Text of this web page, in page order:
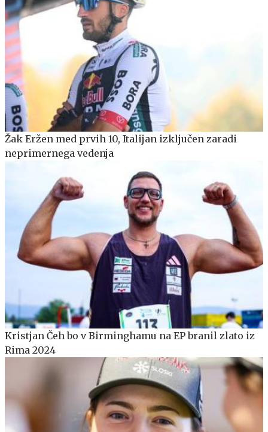
Žak Eržen med prvih 10, Italijan izključen zaradi
neprimernega vedenja
Kristjan Čeh bo v Birminghamu na EP branil zlato iz
Rima 2024